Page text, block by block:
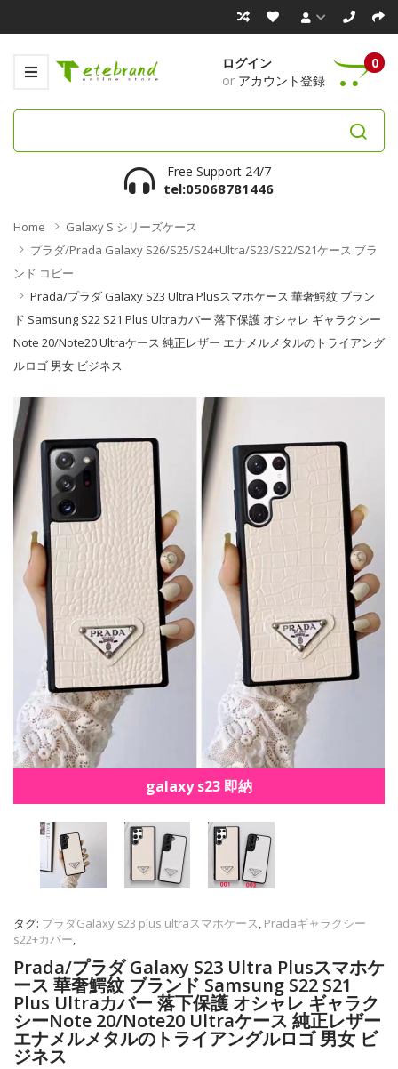
ログイン
or アカウント登録
0
Free Support 24/7
tel:05068781446
Home
Galaxy S シリーズケース
プラダ/Prada Galaxy S26/S25/S24+Ultra/S23/S22/S21ケース ブラ
ンド コピー
Prada/プラダ Galaxy S23 Ultra Plusスマホケース 華奢鰐紋 ブラン
ド Samsung S22 S21 Plus Ultraカバー 落下保護 オシャレ ギャラクシー
Note 20/note20 Ultraケース 純正レザー エナメルメタルのトライアング
ルロゴ 男女 ビジネス
galaxy s23 即納
タグ: プラダGalaxy s23 plus ultraスマホケース, Pradaギャラクシー
s22+カバー,
Prada/プラダ Galaxy S23 Ultra Plusスマホケ
ース 華奢鰐紋 ブランド Samsung S22 S21
Plus Ultraカバー 落下保護 オシャレ ギャラク
シーnote 20/note20 Ultraケース 純正レザー
エナメルメタルのトライアングルロゴ 男女 ビ
ジネス